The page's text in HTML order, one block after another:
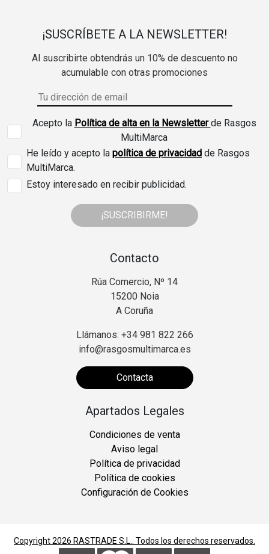
¡SUSCRÍBETE A LA NEWSLETTER!
Al suscribirte obtendrás un 10% de descuento no
acumulable con otras promociones
Acepto la Política de alta en la Newsletterde Rasgos
MultiMarca
He leído y acepto la política de privacidad de Rasgos
MultiMarca.
Estoy interesado en recibir publicidad.
¡SUSCRIBIRME!
Contacto
Rúa Comercio, Nº 14
15200 Noia
A Coruña
Llámanos: +34 981 822 266
info@rasgosmultimarca.es
Contacta
Apartados Legales
Condiciones de venta
Aviso legal
Política de privacidad
Política de cookies
Configuración de Cookies
Copyright 2026 RASTRADE S.L. . Todos los derechos reservados.